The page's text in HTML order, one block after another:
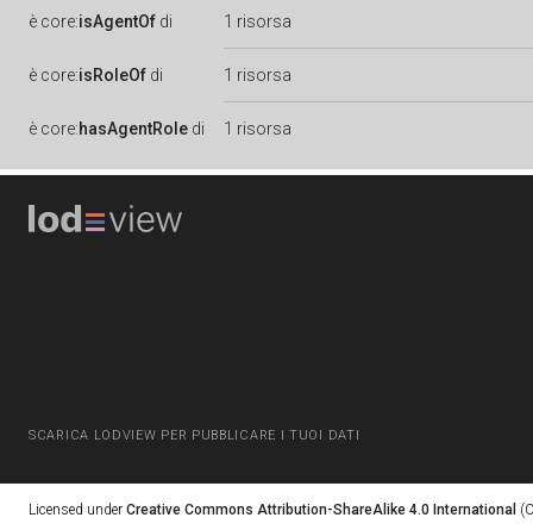
è core:isAgentOf di 1 risorsa
è core:isRoleOf di 1 risorsa
è core:hasAgentRole di 1 risorsa
SCARICA LODVIEW PER PUBBLICARE I TUOI DATI
Licensed under Creative Commons Attribution-ShareAlike 4.0 International